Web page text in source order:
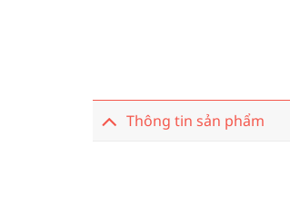
Thông tin sản phẩm